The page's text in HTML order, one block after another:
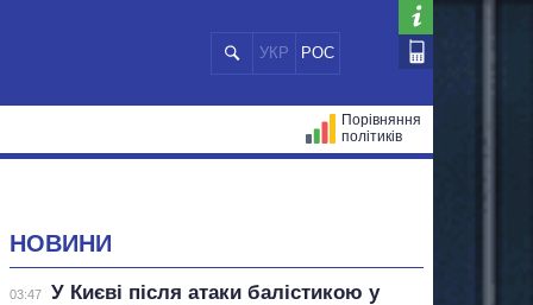
УКР РОС
Порівняння
політиків
НОВИНИ
03:47
У Києві після атаки балістикою у